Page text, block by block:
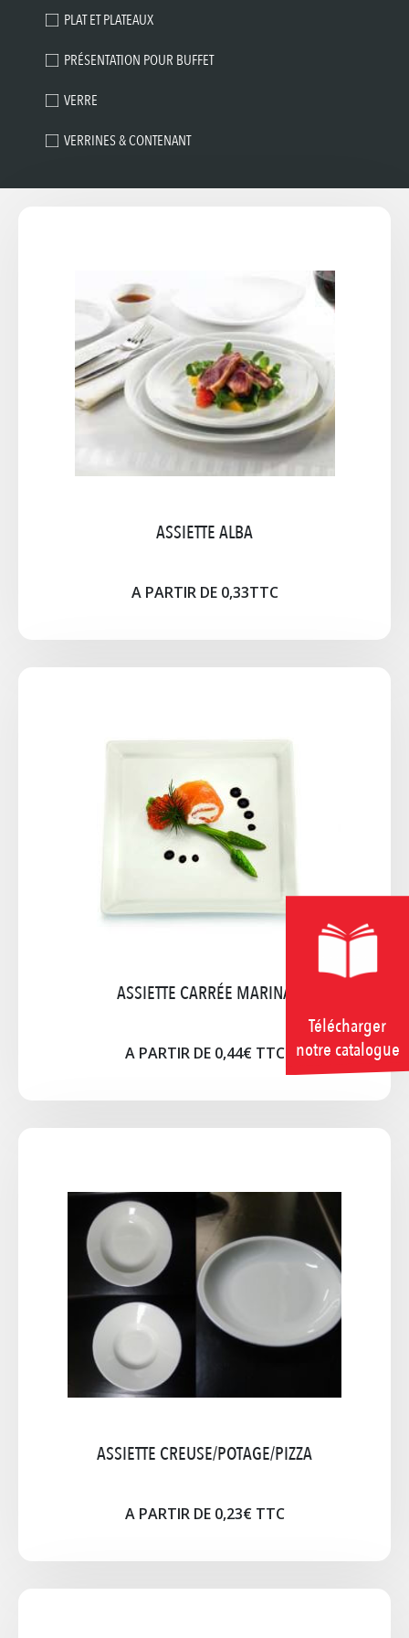
Télécharger
notre catalogue
PLAT ET PLATEAUX
PRÉSENTATION POUR BUFFET
VERRE
VERRINES & CONTENANT
ASSIETTE ALBA
A PARTIR DE 0,33TTC
Cliquez pour agrandir l'image
ASSIETTE CARRÉE MARINA
A PARTIR DE 0,44€ TTC
Assiette Carrée porcelaine blanche 24x24 cm
(entrée) 27x27cm (plat) 21x21cm (dessert)
A PARTIR DE 0,44€ TTC
Cliquez pour agrandir l'image
ASSIETTE CREUSE/POTAGE/PIZZA
A PARTIR DE 0,23€ TTC
Assiette Paella / Couscous Ø 24 cm Assiette
Potage Ø 22 cm
A PARTIR DE 0,23€ TTC
Cliquez pour agrandir l'image
Assiette Elysée Blanche Ø 24cm creux Ø 13cm
A PARTIR DE 0,42€ TTC
Cliquez pour agrandir l'image